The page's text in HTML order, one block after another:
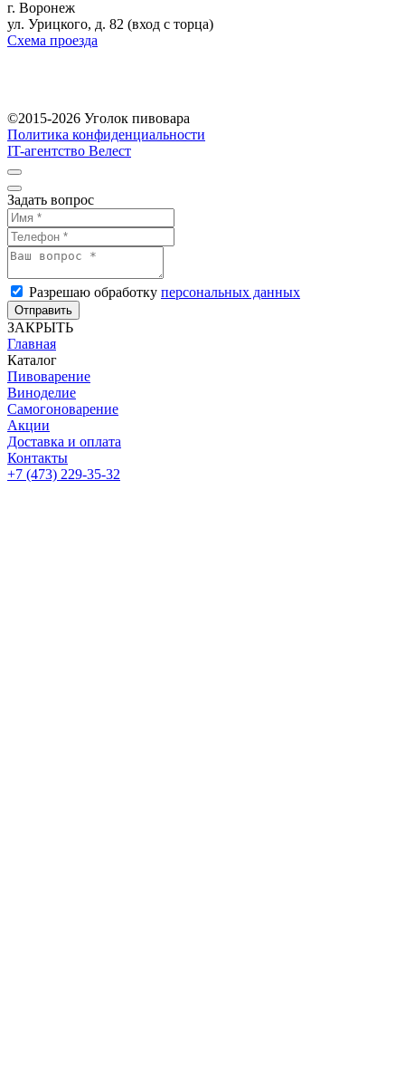
г. Воронеж
ул. Урицкого, д. 82 (вход с торца)
Схема проезда
©2015-2026 Уголок пивовара
Политика конфиденциальности
IT-агентство Велест
Задать вопрос
Разрешаю обработку персональных данных
Отправить
ЗАКРЫТЬ
Главная
Каталог
Пивоварение
Виноделие
Самогоноварение
Акции
Доставка и оплата
Контакты
+7 (473) 229-35-32